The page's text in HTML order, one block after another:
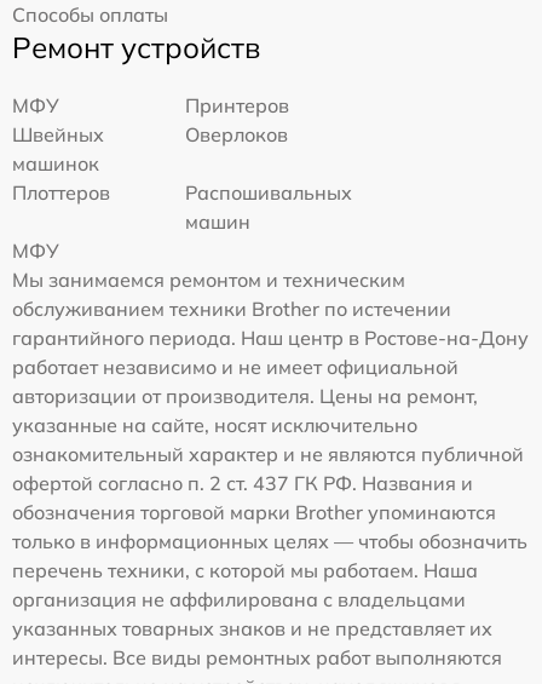
Способы оплаты
Ремонт устройств
МФУ
Принтеров
Швейных
машинок
Оверлоков
Плоттеров
Распошивальных
машин
МФУ
Мы занимаемся ремонтом и техническим
обслуживанием техники Brother по истечении
гарантийного периода. Наш центр в Ростове-на-Дону
работает независимо и не имеет официальной
авторизации от производителя. Цены на ремонт,
указанные на сайте, носят исключительно
ознакомительный характер и не являются публичной
офертой согласно п. 2 ст. 437 ГК РФ. Названия и
обозначения торговой марки Brother упоминаются
только в информационных целях — чтобы обозначить
перечень техники, с которой мы работаем. Наша
организация не аффилирована с владельцами
указанных товарных знаков и не представляет их
интересы. Все виды ремонтных работ выполняются